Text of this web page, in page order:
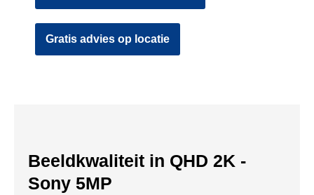
Color
2K
Zwart
Gratis advies op locatie
Beeldkwaliteit in QHD 2K -
Sony 5MP